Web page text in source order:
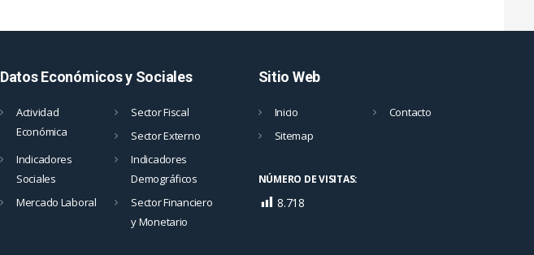
Datos Económicos y Sociales
Actividad
Económica
Sector Fiscal
Sector Externo
Indicadores
Sociales
Indicadores
Demográficos
Mercado Laboral
Sector Financiero
y Monetario
Sitio Web
Inicio
Contacto
Sitemap
NÚMERO DE VISITAS:
8.718